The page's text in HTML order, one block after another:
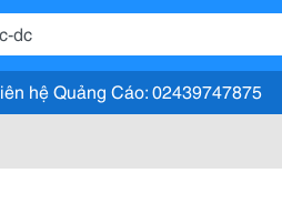
hệ Quảng Cáo: 02439747875